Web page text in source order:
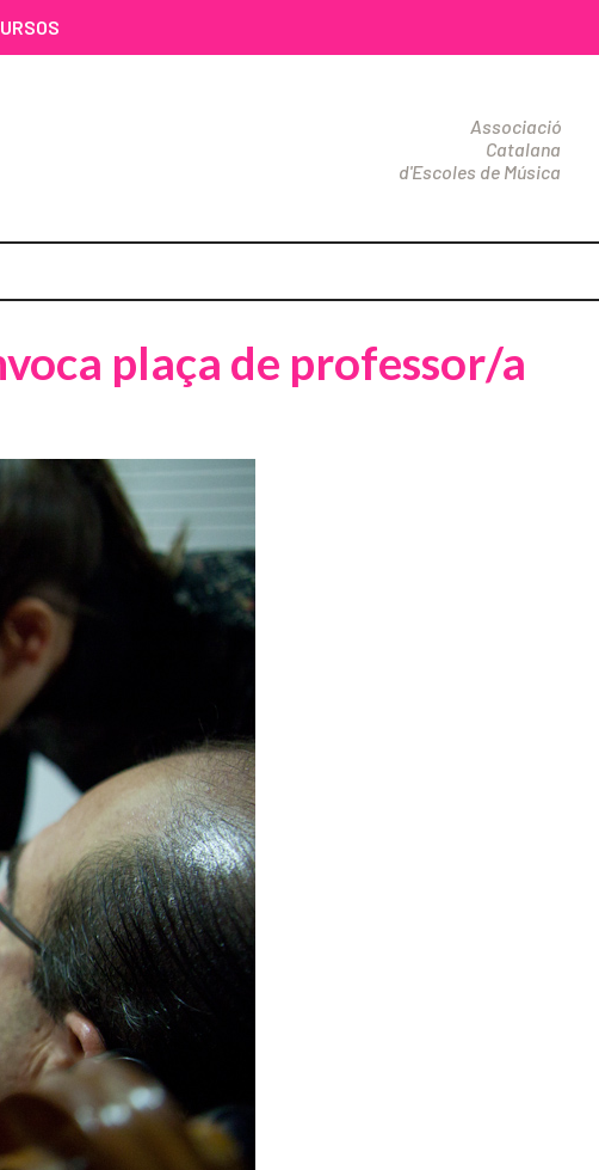
Associació
Catalana
d'Escoles de Música
plaça de professor/a